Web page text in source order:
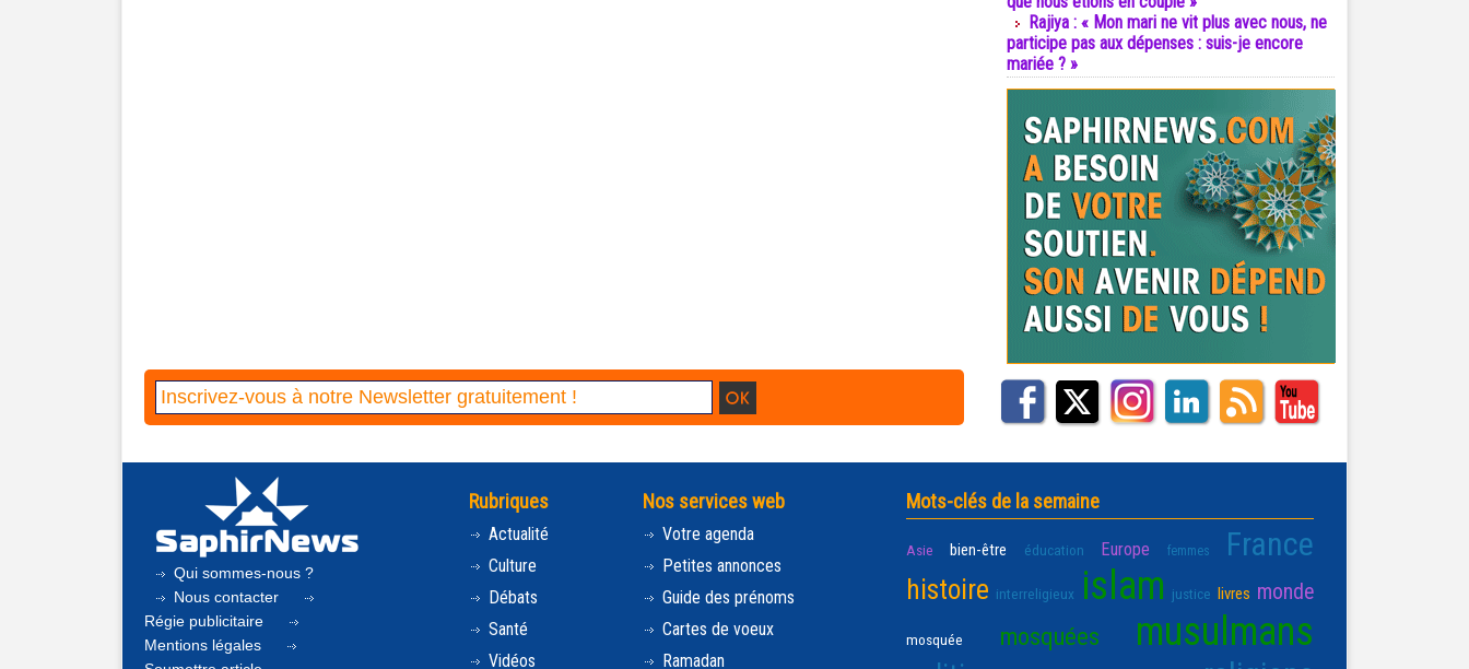
Rajiya : « Mon mari ne vit plus avec nous, ne
participe pas aux dépenses : suis-je encore
mariée ? »
Qui sommes-nous ?
Nous contacter
Régie publicitaire
Mentions légales
Rubriques
Actualité
Culture
Débats
Santé
Vidéos
Nos services web
Votre agenda
Petites annonces
Guide des prénoms
Cartes de voeux
Ramadan
Mots-clés de la semaine
Asie bien-être éducation Europe femmes France
histoire interreligieux islam justice livres monde
mosquée mosquées musulmans